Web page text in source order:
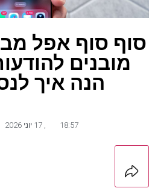
סוף סוף אפל
הנה איך
18:57 17 יוני 2026